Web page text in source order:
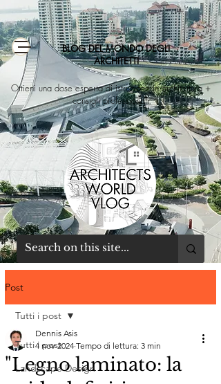
BLOG DEL MONDO DEGLI
ARCHITETTI
Ottieni una dose esperta di istruzione in architettura +
consigli professionali
Post
Tutti i post
Landscape Design
Tutti i post
"Legno laminato: la
Dennis Asis
4 nov 2024 Tempo di lettura: 3 min